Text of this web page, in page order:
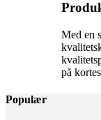
Med en
på
Populær